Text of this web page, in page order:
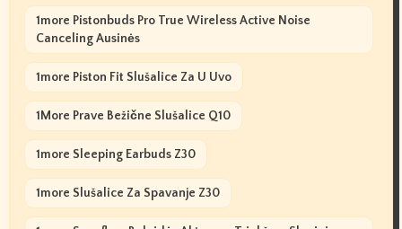
1more Pistonbuds Pro True Wireless Active Noise
Canceling Ausinės
1more Piston Fit Slušalice Za U Uvo
1More Prave Bežične Slušalice Q10
1more Sleeping Earbuds Z30
1more Slušalice Za Spavanje Z30